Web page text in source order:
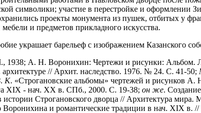
символики; участие в перестройке и оформлении
проекты монумента из пушек, отбитых у
и предметов прикладного искусства.
украшает барельеф с изображением Казанского
1938; А. Н. Воронихин: Чертежи и рисунки: Альбом.
// Архит. наследство. 1976. № 24. С. 41-50;
. К. «Строгановские альбомы» чертежей и
XIX - нач. XX в. СПб., 2000. С. 19-38; он же.
Строгановского дворца // Архитектура
Воронихина и романтические традиции в нач. XIX в.